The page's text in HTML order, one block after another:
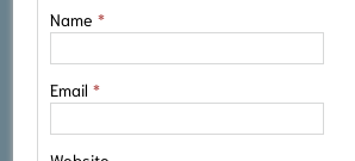
Name*
Email*